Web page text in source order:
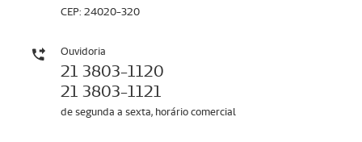
CEP: 24020-320
Ouvidoria
21 3803-1120
21 3803-1121
de segunda a sexta, horário comercial